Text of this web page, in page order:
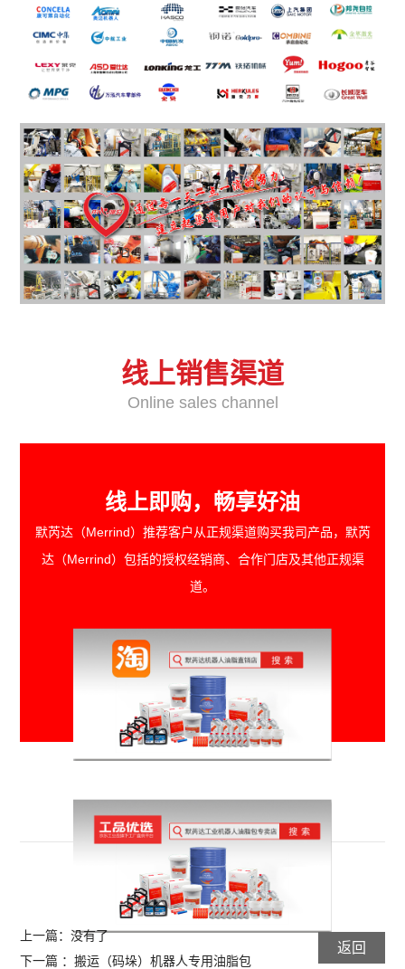
线上销售渠道
Online sales channel
线上即购，畅享好油
默芮达（Merrind）推荐客户从正规渠道购买我司产品，默芮
达（Merrind）包括的授权经销商、合作门店及其他正规渠
道。
上一篇：没有了
下一篇 ：搬运（码垛）机器人专用油脂包
返回